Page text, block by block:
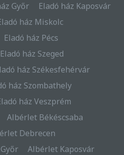
Győr
Eladó ház Kaposvár
ház Miskolc
Eladó ház Pécs
Eladó ház Szeged
ház Székesfehérvár
ház Szombathely
ház Veszprém
Albérlet Békéscsaba
Debrecen
Albérlet Kaposvár